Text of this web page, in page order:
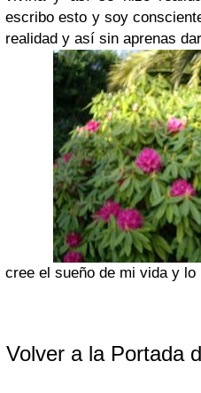
escribo esto y soy
realidad y así sin aprenas
cree el sueño de mi vida y lo
Volver a la Portada